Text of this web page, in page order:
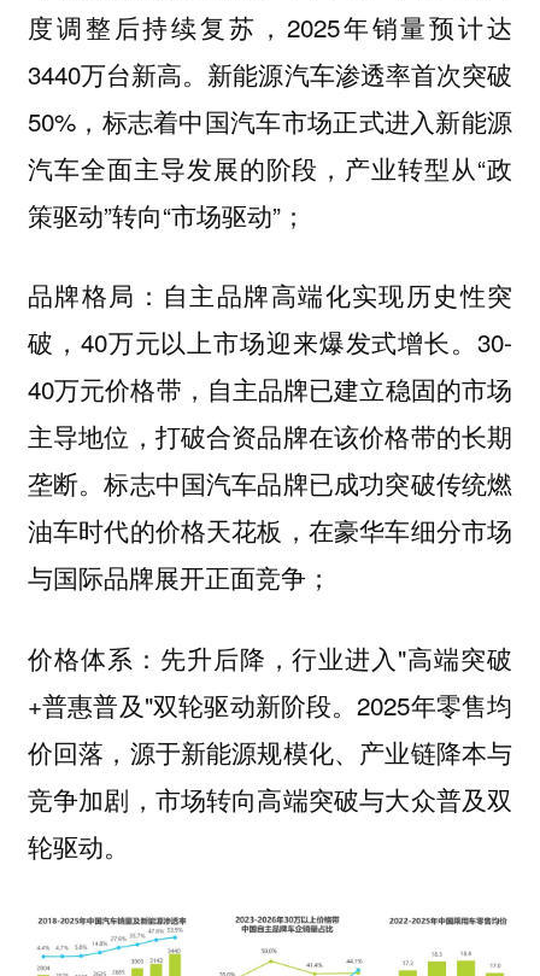
度调整后持续复苏，2025年销量预计达
3440万台新高。新能源汽车渗透率首次突破
50%，标志着中国汽车市场正式进入新能源
汽车全面主导发展的阶段，产业转型从“政
策驱动”转向“市场驱动”；
品牌格局： 自主品牌高端化实现历史性突
破，40万元以上市场迎来爆发式增长。30-
40万元价格带，自主品牌已建立稳固的市场
主导地位，打破合资品牌在该价格带的长期
垄断。标志中国汽车品牌已成功突破传统燃
油车时代的价格天花板，在豪华车细分市场
与国际品牌展开正面竞争；
价格体系： 先升后降，行业进入"高端突破
+普惠普及"双轮驱动新阶段。2025年零售均
价回落，源于新能源规模化、产业链降本与
竞争加剧，市场转向高端突破与大众普及双
轮驱动。